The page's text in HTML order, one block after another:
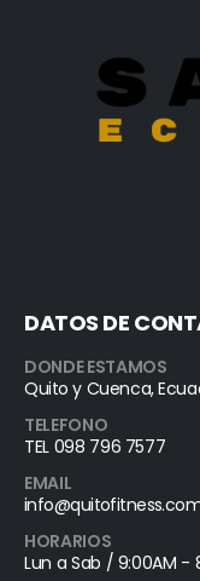
DATOS DE
DONDE ESTAMOS
Quito y Cuenca,
TELEFONO
TEL 098 796 7577
EMAIL
HORARIOS
Lun a Sab / 9:00AM -